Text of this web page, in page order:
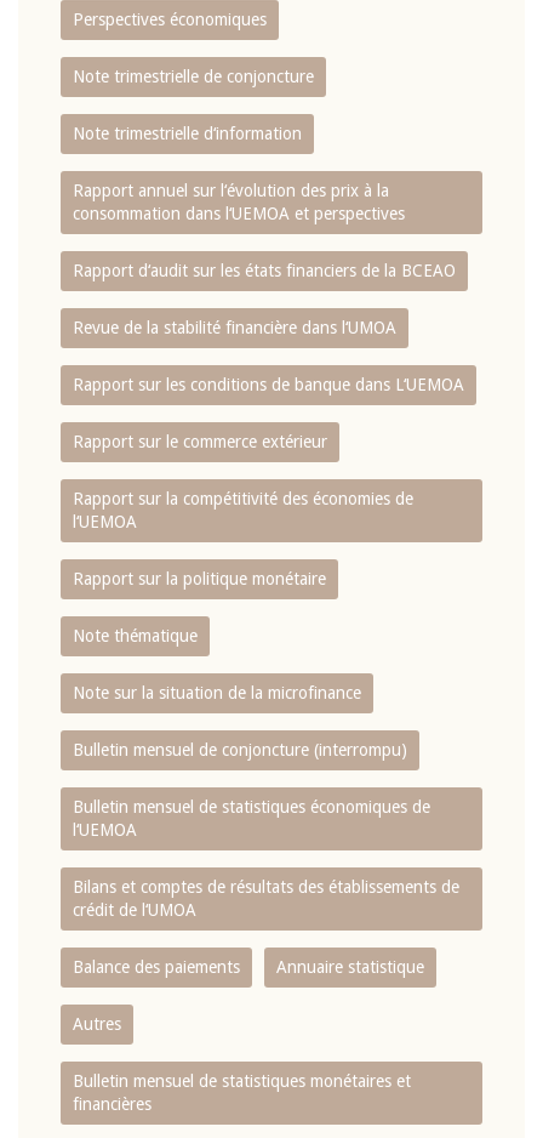
Perspectives économiques
Note trimestrielle de conjoncture
Note trimestrielle d‘information
Rapport annuel sur l‘évolution des prix à la
consommation dans l‘UEMOA et perspectives
Rapport d‘audit sur les états financiers de la BCEAO
Revue de la stabilité financière dans l‘UMOA
Rapport sur les conditions de banque dans L‘UEMOA
Rapport sur le commerce extérieur
Rapport sur la compétitivité des économies de
l‘UEMOA
Rapport sur la politique monétaire
Note thématique
Note sur la situation de la microfinance
Bulletin mensuel de conjoncture (interrompu)
Bulletin mensuel de statistiques économiques de
l‘UEMOA
Bilans et comptes de résultats des établissements de
crédit de l‘UMOA
Balance des paiements Annuaire statistique
Autres
Bulletin mensuel de statistiques monétaires et
financières